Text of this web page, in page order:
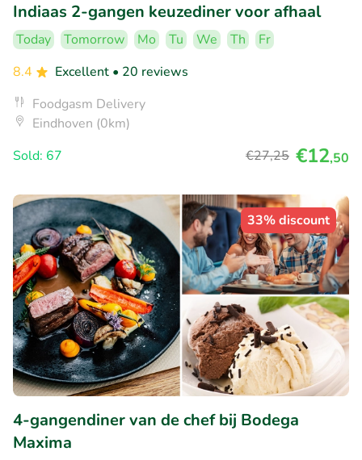
Indiaas 2-gangen keuzediner voor afhaal
Today Tomorrow Mo Tu We Th
Fr
8.4
Excellent • 20 reviews
Foodgasm Delivery
Eindhoven (0km)
Sold: 67
€27,25 €12,50
33% discount
4-gangendiner van de chef bij Bodega
Maxima